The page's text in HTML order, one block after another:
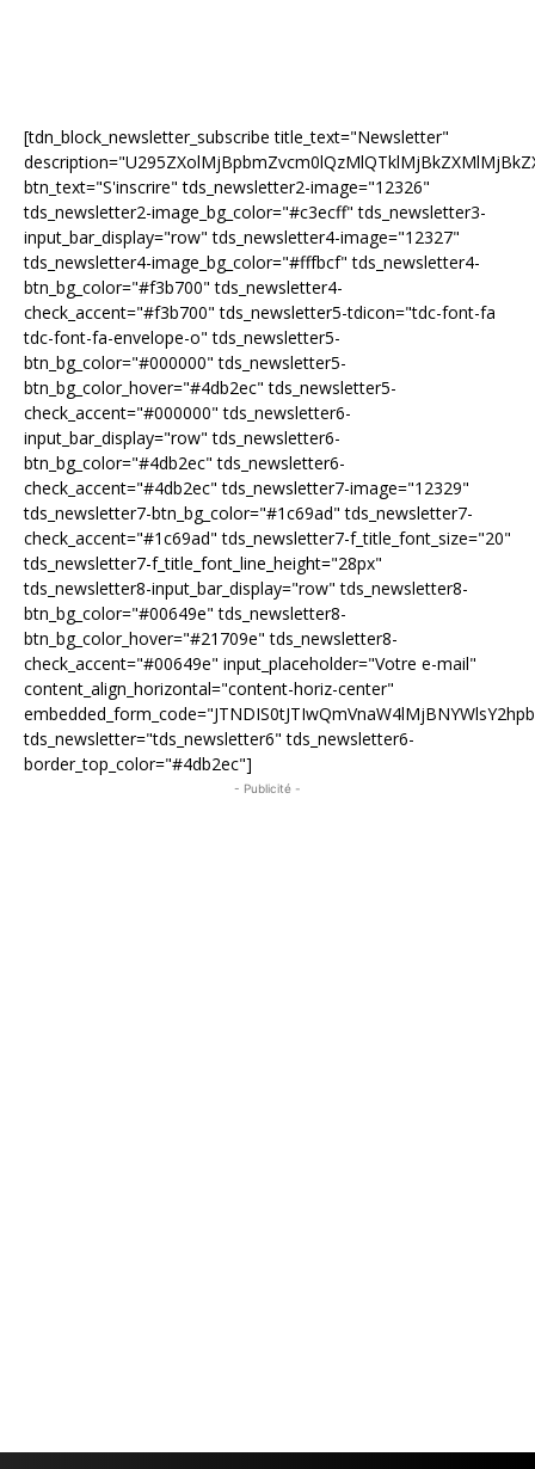
[tdn_block_newsletter_subscribe title_text="Newsletter"
btn_text="S'inscrire" tds_newsletter2-image="12326"
tds_newsletter2-image_bg_color="#c3ecff" tds_newsletter3-
input_bar_display="row" tds_newsletter4-image="12327"
tds_newsletter4-image_bg_color="#fffbcf" tds_newsletter4-
btn_bg_color="#f3b700" tds_newsletter4-
check_accent="#f3b700" tds_newsletter5-tdicon="tdc-font-fa
tdc-font-fa-envelope-o" tds_newsletter5-
btn_bg_color="#000000" tds_newsletter5-
btn_bg_color_hover="#4db2ec" tds_newsletter5-
check_accent="#000000" tds_newsletter6-
input_bar_display="row" tds_newsletter6-
btn_bg_color="#4db2ec" tds_newsletter6-
check_accent="#4db2ec" tds_newsletter7-image="12329"
tds_newsletter7-btn_bg_color="#1c69ad" tds_newsletter7-
check_accent="#1c69ad" tds_newsletter7-f_title_font_size="20"
tds_newsletter7-f_title_font_line_height="28px"
tds_newsletter8-input_bar_display="row" tds_newsletter8-
btn_bg_color="#00649e" tds_newsletter8-
btn_bg_color_hover="#21709e" tds_newsletter8-
check_accent="#00649e" input_placeholder="Votre e-mail"
content_align_horizontal="content-horiz-center"
tds_newsletter="tds_newsletter6" tds_newsletter6-
border_top_color="#4db2ec"]
- Publicité -